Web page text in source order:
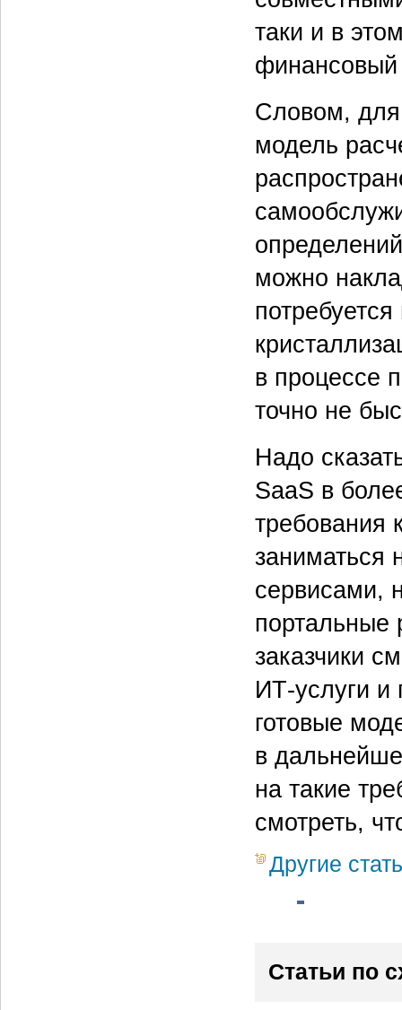
таки и в
финансовый
Словом, для
модель
можно
в процессе
точно не
Надо
SaaS в
требования
заниматься
сервисами,
портальные
заказчики
ИТ-услуги и
готовые
в
на такие
смотреть,
Другие
Статьи по